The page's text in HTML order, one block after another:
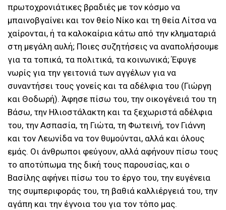
πρωτοχρονιάτικες βραδιές με τον κόσμο να
μπαινοβγαίνει και τον θείο Νίκο και τη θεία Λίτσα να
χαίρονται, ή τα καλοκαίρια κάτω από την κληματαριά
στη μεγάλη αυλή; Ποιες συζητήσεις να αναπολήσουμε
για τα τοπικά, τα πολιτικά, τα κοινωνικά; Έφυγε
νωρίς για την γειτονιά των αγγέλων για να
συναντήσει τους γονείς και τα αδέλφια του (Γιώργη
και Θοδωρή). Άφησε πίσω του, την οικογένειά του τη
Βάσω, την Ηλιοστάλακτη και τα ξεχωριστά αδέλφια
του, την Ασπασία, τη Γιώτα, τη Φωτεινή, τον Γιάννη
και τον Λεωνίδα να τον θυμούνται, αλλά και όλους
εμάς. Οι άνθρωποι φεύγουν, αλλά αφήνουν πίσω τους
το αποτύπωμα της δική τους παρουσίας, και ο
Βασίλης αφήνει πίσω του το έργο του, την ευγένεια
της συμπεριφοράς του, τη βαθιά καλλιέργειά του, την
αγάπη και την έγνοια του για τον τόπο μας.